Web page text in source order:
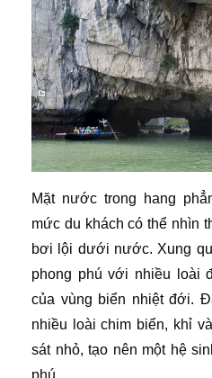
Mặt nước trong hang
mức du khách có thể nhìn
bơi lội dưới nước. Xung
phong phú với nhiều loài
của vùng biển nhiệt đới.
nhiều loài chim biển, khỉ
sát nhỏ, tạo nên một hệ
phú.